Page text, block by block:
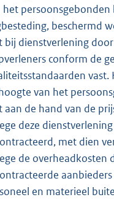
het
beschermd
bij dienstverlening
conform de
vast.
van het
aan de hand van de
deze
met dien
de overheadkosten
en materieel